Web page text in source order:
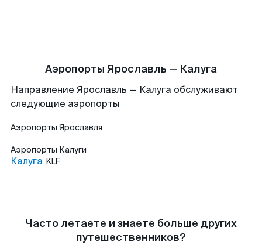
Аэропорты Ярославль — Калуга
Направление Ярославль — Калуга обслуживают
следующие аэропорты
Аэропорты Ярославля
Аэропорты Калуги
Калуга KLF
Часто летаете и знаете больше других
путешественников?